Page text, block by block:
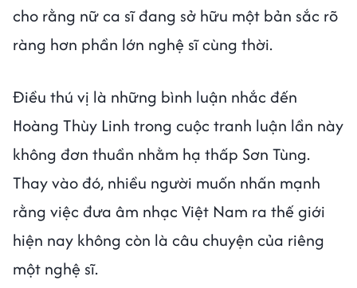
cho rằng nữ ca sĩ đang sở hữu một bản sắc rõ
ràng hơn phần lớn nghệ sĩ cùng thời.
Điều thú vị là những bình luận nhắc đến
Hoàng Thùy Linh trong cuộc tranh luận lần này
không đơn thuần nhằm hạ thấp Sơn Tùng.
Thay vào đó, nhiều người muốn nhấn mạnh
rằng việc đưa âm nhạc Việt Nam ra thế giới
hiện nay không còn là câu chuyện của riêng
một nghệ sĩ.